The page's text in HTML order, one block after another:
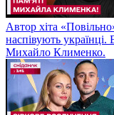
Автор хіта
наспівують
Михайло Клименко.